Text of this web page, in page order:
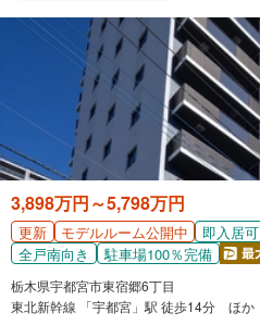
3,898万円～5,798万円
更新 モデルルーム公開中 即入居可
全戸南向き
駐車場100％完備
栃木県宇都宮市東宿郷6丁目
東北新幹線 「宇都宮」駅 徒歩14分 ほか